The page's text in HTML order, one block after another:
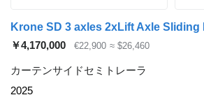
Krone SD 3 axles 2xLift Axle
￥4,170,000
€22,900 ≈ $26,460
カーテンサイドセミトレーラ
2025